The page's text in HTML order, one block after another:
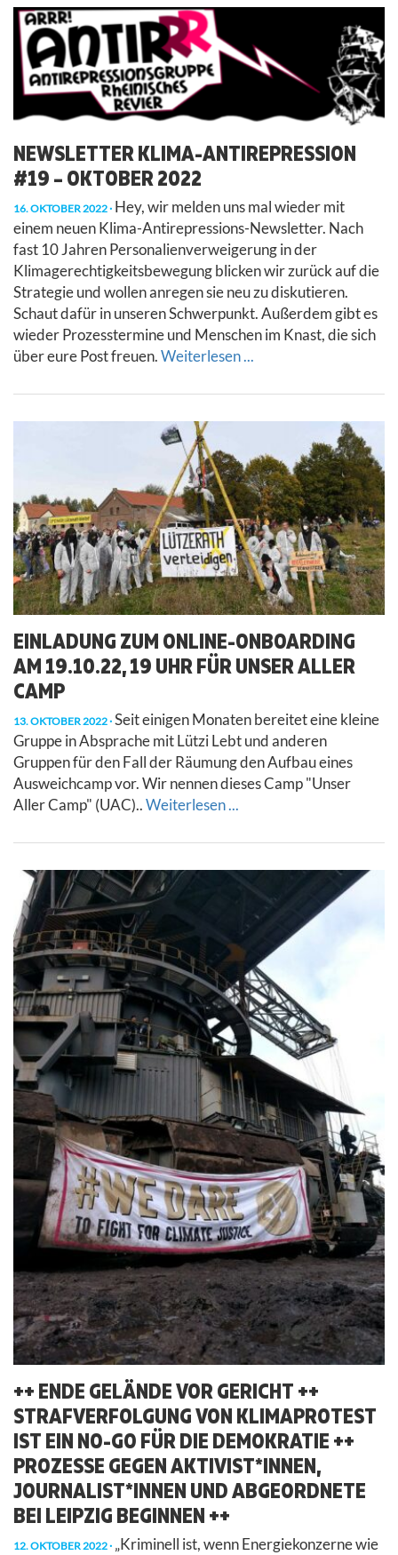
NEWSLETTER KLIMA-ANTIREPRESSION
#19 – OKTOBER 2022
16. OKTOBER 2022 Hey, wir melden uns mal wieder mit
einem neuen Klima-Antirepressions-Newsletter. Nach
fast 10 Jahren Personalienverweigerung in der
Klimagerechtigkeitsbewegung blicken wir zurück auf die
Strategie und wollen anregen sie neu zu diskutieren.
Schaut dafür in unseren Schwerpunkt. Außerdem gibt es
wieder Prozesstermine und Menschen im Knast, die sich
über eure Post freuen.Weiterlesen ...
EINLADUNG ZUM ONLINE-ONBOARDING
AM 19.10.22, 19 UHR FÜR UNSER ALLER
CAMP
13. OKTOBER 2022 Seit einigen Monaten bereitet eine kleine
Gruppe in Absprache mit Lützi Lebt und anderen
Gruppen für den Fall der Räumung den Aufbau eines
Ausweichcamp vor. Wir nennen dieses Camp "Unser
Aller Camp" (UAC)..Weiterlesen ...
++ ENDE GELÄNDE VOR GERICHT ++
STRAFVERFOLGUNG VON KLIMAPROTEST
IST EIN NO-GO FÜR DIE DEMOKRATIE ++
PROZESSE GEGEN AKTIVIST*INNEN,
JOURNALIST*INNEN UND ABGEORDNETE
BEI LEIPZIG BEGINNEN ++
12. OKTOBER 2022 „Kriminell ist, wenn Energiekonzerne wie